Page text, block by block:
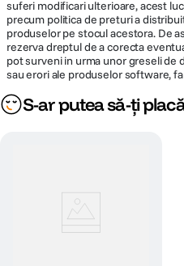
Neural Engine cu 16 nuclee
extrem de performant, oferind viteze
modelul cu cip M1. M3 sustine
Tools si Image Wand din aplicatia
asistata de AI in Goodnotes 6,
Pro pentru iPad si optimizeaza
Video Analysis App.
suferi modificari ulterioare, acest
precum politica de preturi a
produselor pe stocul acestora. De
rezerva dreptul de a corecta
pot surveni in urma unor greseli de
sau erori ale produselor software,
S-ar putea să-ți